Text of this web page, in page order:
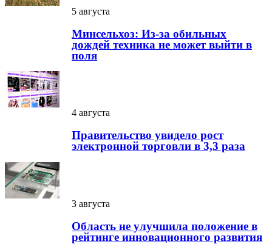
5 августа
Минсельхоз: Из-за обильных
дождей техника не может выйти в
поля
4 августа
Правительство увидело рост
электронной торговли в 3,3 раза
3 августа
Область не улучшила положение в
рейтинге инновационного развития